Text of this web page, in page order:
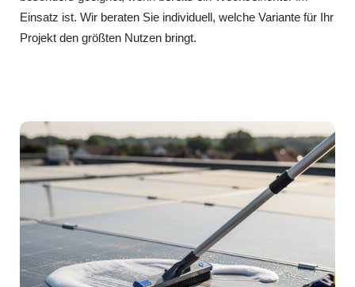
Einsatz ist. Wir beraten Sie individuell, welche Variante für Ihr
Projekt den größten Nutzen bringt.